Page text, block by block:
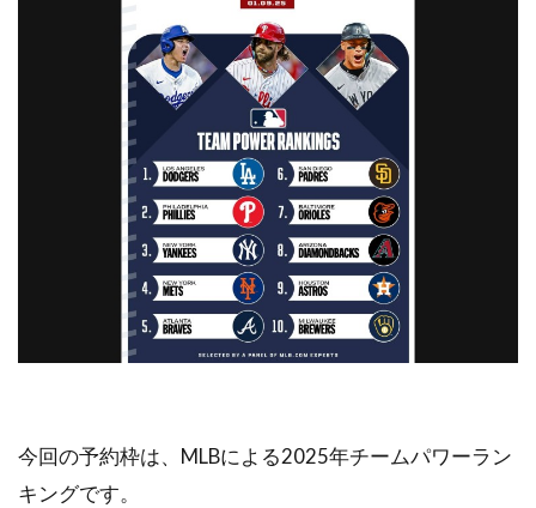
今回の予約枠は、MLBによる2025年チームパワーラン
キングです。